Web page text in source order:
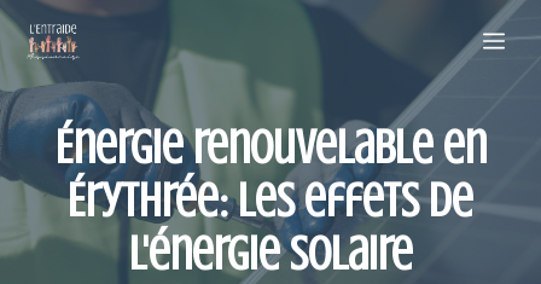
Aller
contenu
Énergie renouvelable en
Érythrée: les effets de
l'énergie solaire